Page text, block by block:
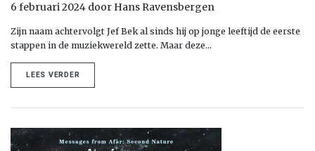
6 februari 2024 door Hans Ravensbergen
Zijn naam achtervolgt Jef Bek al sinds hij op jonge leeftijd de eerste
stappen in de muziekwereld zette. Maar deze…
LEES VERDER